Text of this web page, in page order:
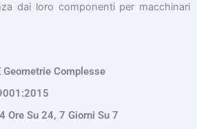
dai loro componenti per macchinari
Complesse
Ore Su 24, 7 Giorni Su 7